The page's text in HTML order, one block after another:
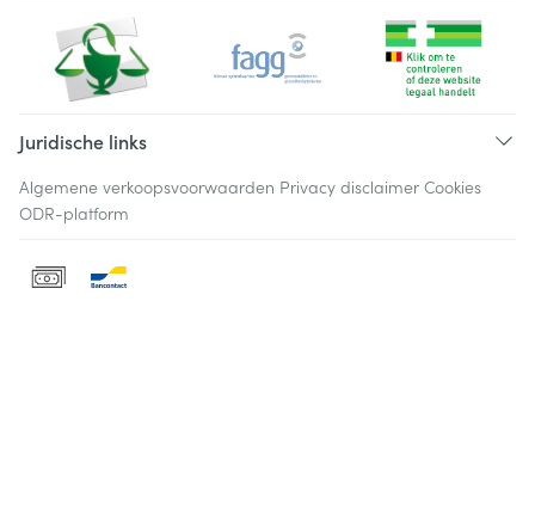
Juridische links
Algemene verkoopsvoorwaarden Privacy disclaimer Cookies
ODR-platform